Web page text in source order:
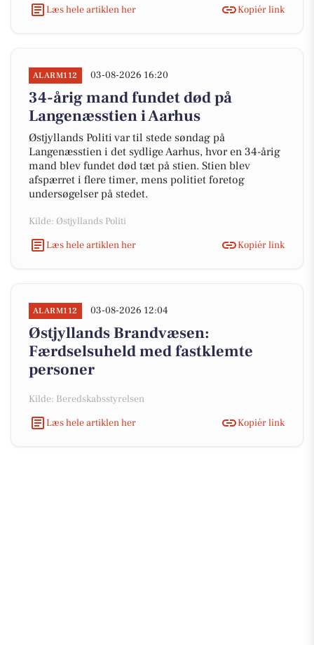
Læs hele artiklen her
Kopiér link
ALARM112 03-08-2026 16:20
34-årig mand fundet død på
Langenæsstien i Aarhus
Østjyllands Politi var til stede søndag på
Langenæsstien i det sydlige Aarhus, hvor en 34-årig
mand blev fundet død tæt på stien. Stien blev
afspærret i flere timer, mens politiet foretog
undersøgelser på stedet.
Kilde: Østjyllands Politi
Læs hele artiklen her
Kopiér link
ALARM112 03-08-2026 12:04
Østjyllands Brandvæsen:
Færdselsuheld med fastklemte
personer
Kilde: Beredskabsstyrelsen
Læs hele artiklen her
Kopiér link